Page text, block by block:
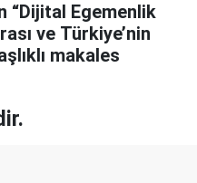
“Dijital Egemenlik
ve Türkiye’nin
makales